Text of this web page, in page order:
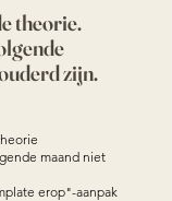
theorie.
zijn.
maand niet
erop"-aanpak